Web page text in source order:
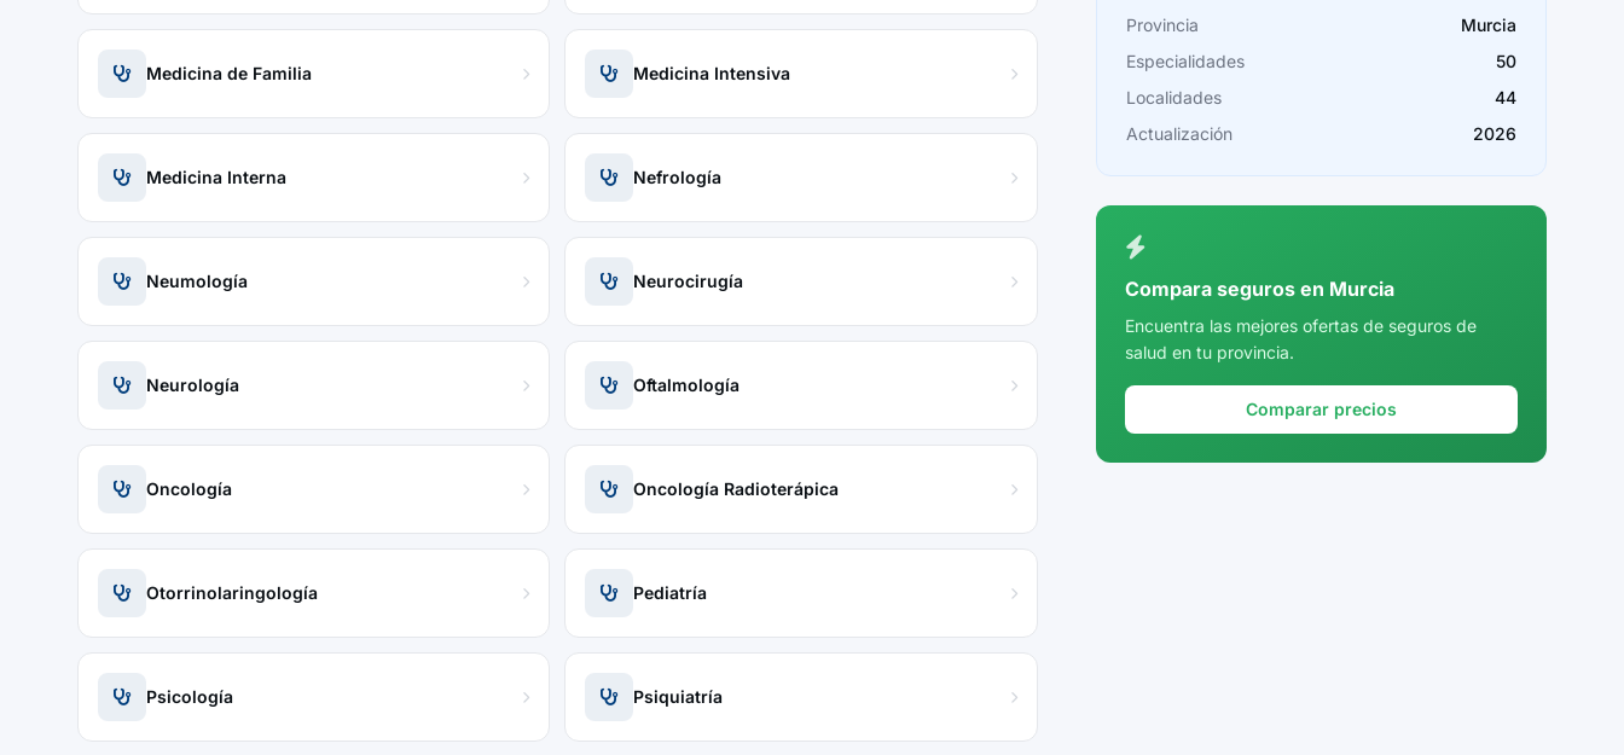
Medicina de Familia Medicina Intensiva
Medicina Interna Nefrología
Neumología Neurocirugía
Neurología Oftalmología
Oncología Oncología Radioterápica
Otorrinolaringología Pediatría
Psicología Psiquiatría
Cádiz
Cantabria
Castellón
Córdoba
Cuenca
Girona
Provincia
Murcia
Especialidades
50
Localidades
44
Actualización
2026
Compara seguros en Murcia
Encuentra las mejores ofertas de seguros de
salud en tu provincia.
Comparar precios